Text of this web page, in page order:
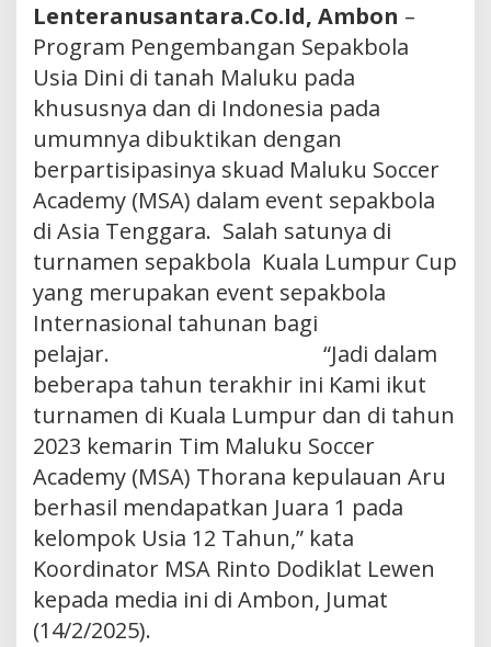
Lenteranusantara.Co.Id, Ambon –
Program Pengembangan Sepakbola
Usia Dini di tanah Maluku pada
khususnya dan di Indonesia pada
umumnya dibuktikan dengan
berpartisipasinya skuad Maluku Soccer
Academy (MSA) dalam event sepakbola
di Asia Tenggara. Salah satunya di
turnamen sepakbola Kuala Lumpur Cup
yang merupakan event sepakbola
Internasional tahunan bagi
pelajar. “Jadi dalam
beberapa tahun terakhir ini Kami ikut
turnamen di Kuala Lumpur dan di tahun
2023 kemarin Tim Maluku Soccer
Academy (MSA) Thorana kepulauan Aru
berhasil mendapatkan Juara 1 pada
kelompok Usia 12 Tahun,” kata
Koordinator MSA Rinto Dodiklat Lewen
kepada media ini di Ambon, Jumat
(14/2/2025).